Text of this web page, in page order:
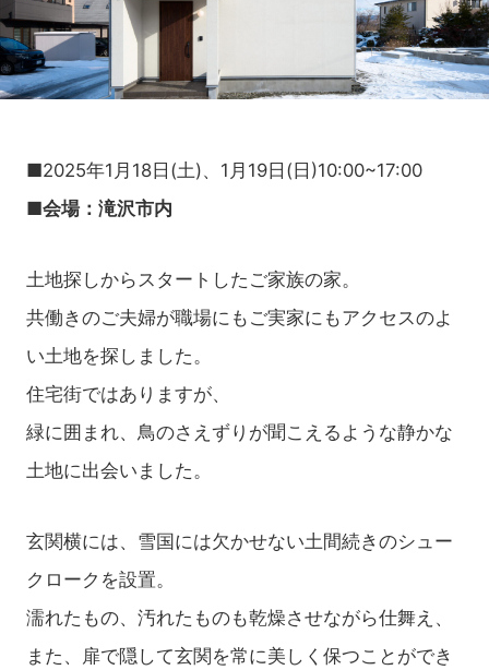
■2025年1月18日(土)、1月19日(日)10:00~17:00
■会場：滝沢市内
土地探しからスタートしたご家族の家。
共働きのご夫婦が職場にもご実家にもアクセスのよ
い土地を探しました。
住宅街ではありますが、
緑に囲まれ、鳥のさえずりが聞こえるような静かな
土地に出会いました。
玄関横には、雪国には欠かせない土間続きのシュー
クロークを設置。
濡れたもの、汚れたものも乾燥させながら仕舞え、
また、扉で隠して玄関を常に美しく保つことができ